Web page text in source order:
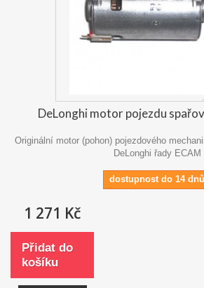
DeLonghi motor pojezdu
Originální motor (pohon) pojezdového
DeLonghi řady ECAM
dostupnost do 14 dnů
1 271 Kč
Přidat do
košíku